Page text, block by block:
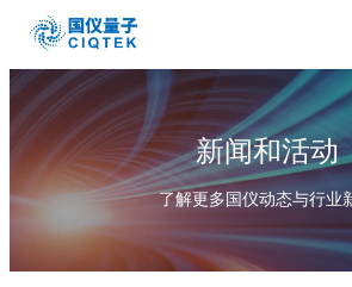
新闻和活动
了解更多国仪动态与行业